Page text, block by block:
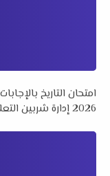
امتحان التاريخ
2026 إدارة شربين التعليمية